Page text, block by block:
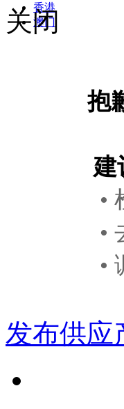
香港
澳门
关闭
抱
建
•
•
•
发布供应